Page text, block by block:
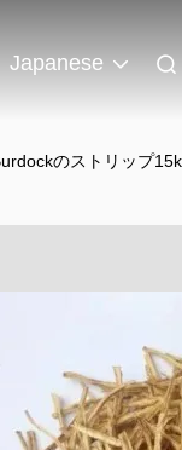
Japanese
のストリップ